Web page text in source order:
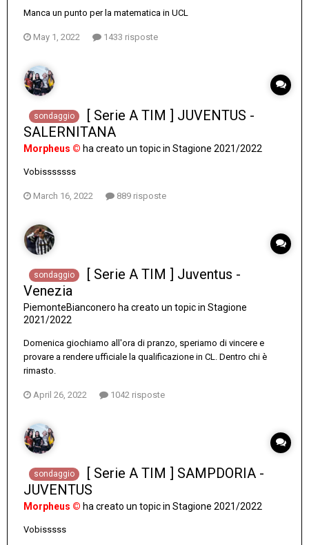
Manca un punto per la matematica in UCL
May 1, 2022 1433 risposte
sondaggio
[ Serie A TIM ] JUVENTUS -
SALERNITANA
Morpheus © ha creato un topic in Stagione 2021/2022
Vobisssssss
March 16, 2022 889 risposte
sondaggio
[ Serie A TIM ] Juventus -
Venezia
PiemonteBianconero ha creato un topic in Stagione
2021/2022
Domenica giochiamo all'ora di pranzo, speriamo di vincere e
provare a rendere ufficiale la qualificazione in CL. Dentro chi è
rimasto.
April 26, 2022 1042 risposte
sondaggio
[ Serie A TIM ] SAMPDORIA -
JUVENTUS
Morpheus © ha creato un topic in Stagione 2021/2022
Vobisssss